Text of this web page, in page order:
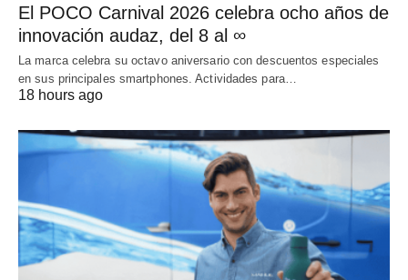
El POCO Carnival 2026 celebra ocho años de
innovación audaz, del 8 al ∞
La marca celebra su octavo aniversario con descuentos especiales
en sus principales smartphones. Actividades para…
18 hours ago